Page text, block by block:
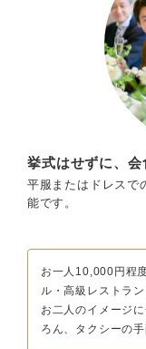
挙式はせずに、
平服またはドレスで
能です。
お一人10,000円程
ル・高級レストラン
お二人のイメージ
ろん、タクシーの